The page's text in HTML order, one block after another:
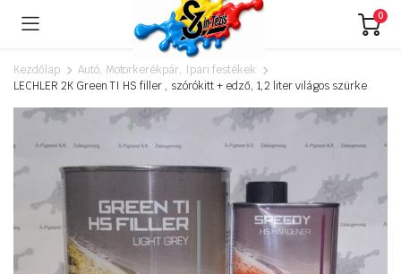
0
Kezdőlap
Autó, Motorkerékpár, Ipari festékek
LECHLER 2K Green TI HS filler , szórókitt + edző, 1,2 liter világos szürke